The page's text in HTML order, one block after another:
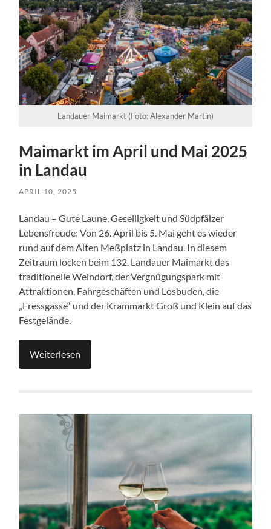
Landauer Maimarkt (Foto: Alexander Martin)
Maimarkt im April und Mai 2025
in Landau
APRIL 10, 2025
Landau – Gute Laune, Geselligkeit und Südpfälzer
Lebensfreude: Von 26. April bis 5. Mai geht es wieder
rund auf dem Alten Meßplatz in Landau. In diesem
Zeitraum locken beim 132. Landauer Maimarkt das
traditionelle Weindorf, der Vergnügungspark mit
Attraktionen, Fahrgeschäften und Losbuden, die
„Fressgasse“ und der Krammarkt Groß und Klein auf das
Festgelände.
Weiterlesen